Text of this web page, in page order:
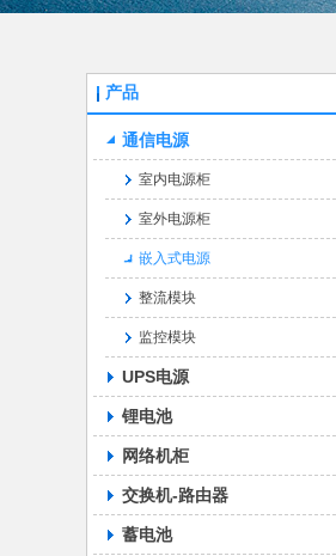
产品
通信电源
室内电源柜
室外电源柜
嵌入式电源
整流模块
监控模块
UPS电源
锂电池
网络机柜
交换机-路由器
蓄电池